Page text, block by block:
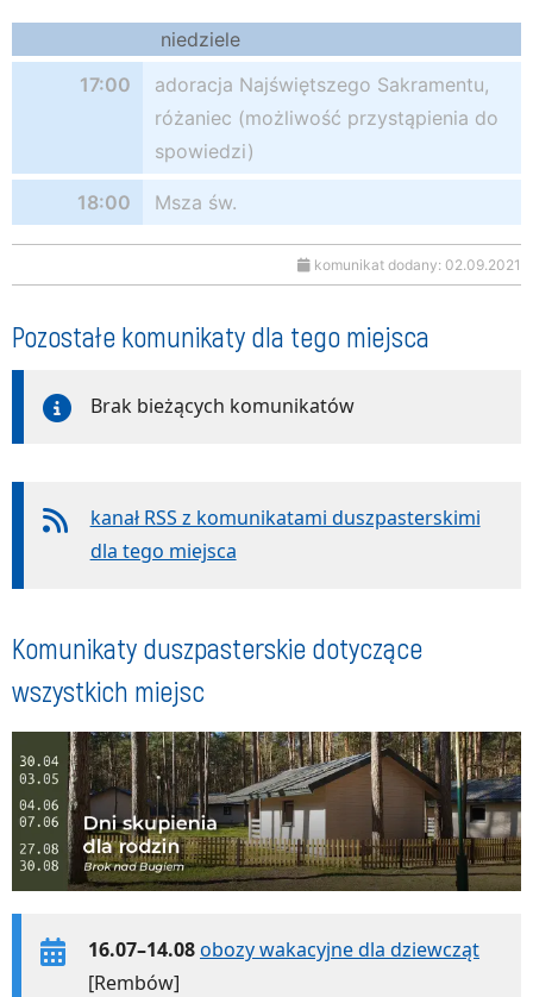
niedziele
17:00
adoracja Najświętszego Sakramentu,
różaniec (możliwość przystąpienia do
spowiedzi)
18:00 Msza św.
komunikat dodany: 02.09.2021
Pozostałe komunikaty dla tego miejsca
Brak bieżących komunikatów
kanał RSS z komunikatami duszpasterskimi
dla tego miejsca
Komunikaty duszpasterskie dotyczące
wszystkich miejsc
16.07–14.08obozy wakacyjne dla dziewcząt
[Rembów]